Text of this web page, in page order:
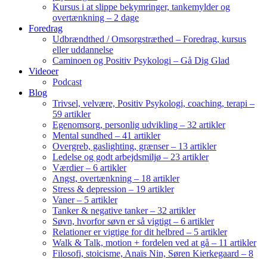
Kursus i at slippe bekymringer, tankemylder og
overtænkning – 2 dage
Foredrag
Udbrændthed / Omsorgstræthed – Foredrag, kursus
eller uddannelse
Caminoen og Positiv Psykologi – Gå Dig Glad
Videoer
Podcast
Blog
Trivsel, velvære, Positiv Psykologi, coaching, terapi –
59 artikler
Egenomsorg, personlig udvikling – 32 artikler
Mental sundhed – 41 artikler
Overgreb, gaslighting, grænser – 13 artikler
Ledelse og godt arbejdsmiljø – 23 artikler
Værdier – 6 artikler
Angst, overtænkning – 18 artikler
Stress & depression – 19 artikler
Vaner – 5 artikler
Tanker & negative tanker – 32 artikler
Søvn, hvorfor søvn er så vigtigt – 6 artikler
Relationer er vigtige for dit helbred – 5 artikler
Walk & Talk, motion + fordelen ved at gå – 11 artikler
Filosofi, stoicisme, Anaïs Nin, Søren Kierkegaard – 8